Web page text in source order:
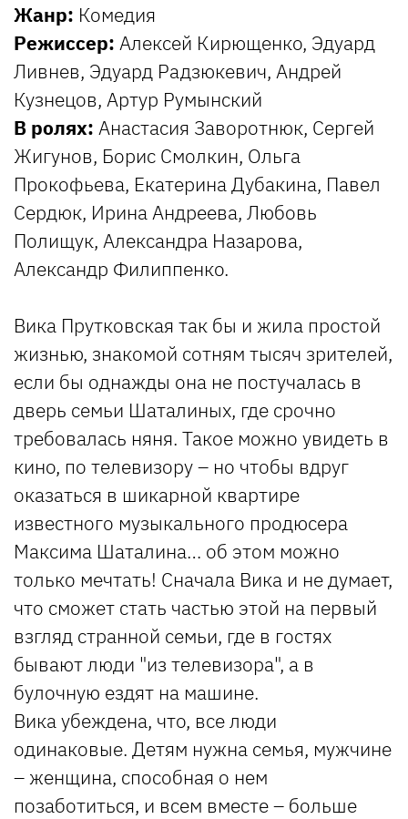
Жанр: Комедия
Режиссер: Алексей Кирющенко, Эдуард
Ливнев, Эдуард Радзюкевич, Андрей
Кузнецов, Артур Румынский
В ролях: Анастасия Заворотнюк, Сергей
Жигунов, Борис Смолкин, Ольга
Прокофьева, Екатерина Дубакина, Павел
Сердюк, Ирина Андреева, Любовь
Полищук, Александра Назарова,
Александр Филиппенко.
Вика Прутковская так бы и жила простой
жизнью, знакомой сотням тысяч зрителей,
если бы однажды она не постучалась в
дверь семьи Шаталиных, где срочно
требовалась няня. Такое можно увидеть в
кино, по телевизору – но чтобы вдруг
оказаться в шикарной квартире
известного музыкального продюсера
Максима Шаталина… об этом можно
только мечтать! Сначала Вика и не думает,
что сможет стать частью этой на первый
взгляд странной семьи, где в гостях
бывают люди "из телевизора", а в
булочную ездят на машине.
Вика убеждена, что, все люди
одинаковые. Детям нужна семья, мужчине
– женщина, способная о нем
позаботиться, и всем вместе – больше